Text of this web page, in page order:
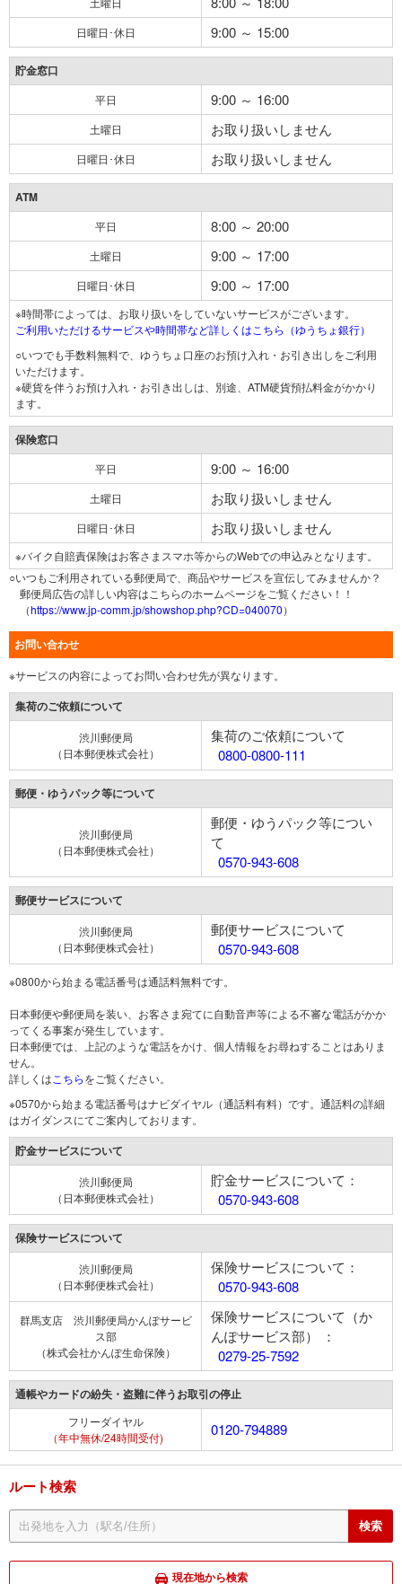
日曜日･休日 9:00 ～ 15:00
貯金窓口
平日 9:00 ～ 16:00
土曜日 お取り扱いしません
日曜日･休日 お取り扱いしません
ATM
平日 8:00 ～ 20:00
土曜日 9:00 ～ 17:00
日曜日･休日 9:00 ～ 17:00
※時間帯によっては、お取り扱いをしていないサービスがございます。
ご利用いただけるサービスや時間帯など詳しくはこちら（ゆうちょ銀行）
○いつでも手数料無料で、ゆうちょ口座のお預け入れ・お引き出しをご利用
いただけます。
※硬貨を伴うお預け入れ・お引き出しは、別途、ATM硬貨預払料金がかかり
ます。
保険窓口
平日 9:00 ～ 16:00
土曜日 お取り扱いしません
日曜日･休日 お取り扱いしません
※バイク自賠責保険はお客さまスマホ等からのWebでの申込みとなります。
○いつもご利用されている郵便局で、商品やサービスを宣伝してみませんか？
郵便局広告の詳しい内容はこちらのホームページをご覧ください！！
（https://www.jp-comm.jp/showshop.php?CD=040070）
お問い合わせ
※サービスの内容によってお問い合わせ先が異なります。
集荷のご依頼について
渋川郵便局
（日本郵便株式会社）
集荷のご依頼について
0800-0800-111
郵便・ゆうパック等について
渋川郵便局
（日本郵便株式会社）
郵便・ゆうパック等につい
て
0570-943-608
郵便サービスについて
渋川郵便局
（日本郵便株式会社）
郵便サービスについて
0570-943-608
※0800から始まる電話番号は通話料無料です。
日本郵便や郵便局を装い、お客さま宛てに自動音声等による不審な電話がかか
ってくる事案が発生しています。
日本郵便では、上記のような電話をかけ、個人情報をお尋ねすることはありま
せん。
詳しくは こちらをご覧ください。
※0570から始まる電話番号はナビダイヤル（通話料有料）です。通話料の詳細
はガイダンスにてご案内しております。
貯金サービスについて
渋川郵便局
（日本郵便株式会社）
貯金サービスについて：
0570-943-608
保険サービスについて
渋川郵便局
（日本郵便株式会社）
保険サービスについて：
0570-943-608
群馬支店 渋川郵便局かんぽサービ
ス部
（株式会社かんぽ生命保険）
保険サービスについて（か
んぽサービス部） ：
0279-25-7592
通帳やカードの紛失・盗難に伴うお取引の停止
フリーダイヤル
（年中無休/24時間受付)
0120-794889
ルート検索
現在地から検索